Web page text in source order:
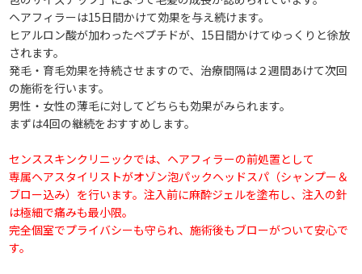
ヘアフィラーは15日間かけて効果を与え続けます。
ヒアルロン酸が加わったペプチドが、15日間かけてゆっくりと徐放
されます。
発毛・育毛効果を持続させますので、治療間隔は２週間あけて次回
の施術を行います。
男性・女性の薄毛に対してどちらも効果がみられます。
まずは4回の継続をおすすめします。
センススキンクリニックでは、ヘアフィラーの前処置として
専属ヘアスタイリストがオゾン泡パックヘッドスパ（シャンプー＆
ブロー込み）を行います。注入前に麻酔ジェルを塗布し、注入の針
は極細で痛みも最小限。
完全個室でプライバシーも守られ、施術後もブローがついて安心で
す。